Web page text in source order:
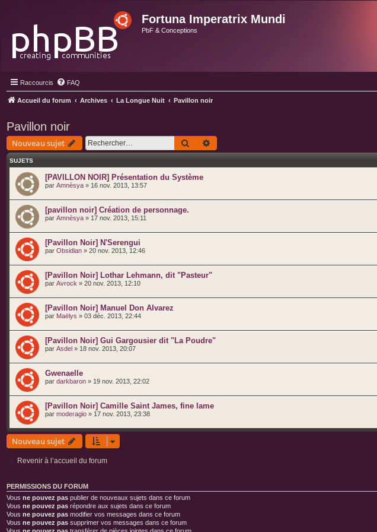
Fortuna Imperatrix Mundi
PbF & Conceptions
Raccourcis FAQ
Accueil du forum Archives La Longue Nuit Pavillon noir
Pavillon noir
Nouveau sujet Rechercher
SUJETS
[PAVILLON NOIR] Présentation du Système
par Amnèsya » 16 nov. 2013, 13:57
[pavillon noir] Création de personnage.
par Amnèsya » 17 nov. 2013, 15:11
[Pavillon Noir] N'Serengui
par Obsidian » 20 nov. 2013, 12:46
[Pavillon Noir] Lothar Lehmann, dit "Pasteur"
par Avrock » 20 nov. 2013, 12:10
[Pavillon Noir] Manuel Don Alvarez
par Maëlys » 03 déc. 2013, 22:44
[Pavillon Noir] Gui Gargousier dit "La Poudre"
par Asdel » 18 nov. 2013, 20:07
Gwenaelle
par darkbaron » 19 nov. 2013, 22:02
[Pavillon Noir] Camille Saint James, fine lame
par moderagio » 17 nov. 2013, 23:38
Nouveau sujet
Revenir à l’accueil du forum
PERMISSIONS DU FORUM
Vous ne pouvez pas publier de nouveaux sujets dans ce forum
Vous ne pouvez pas répondre aux sujets dans ce forum
Vous ne pouvez pas modifier vos messages dans ce forum
Vous ne pouvez pas supprimer vos messages dans ce forum